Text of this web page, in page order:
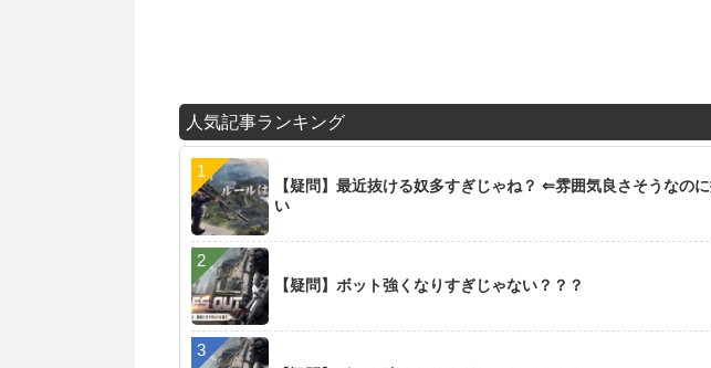
人気記事ランキング
【疑問】最近抜ける奴多すぎじゃね？ ⇐雰囲気良さそうなの
い
【疑問】ボット強くなりすぎじゃない？？？